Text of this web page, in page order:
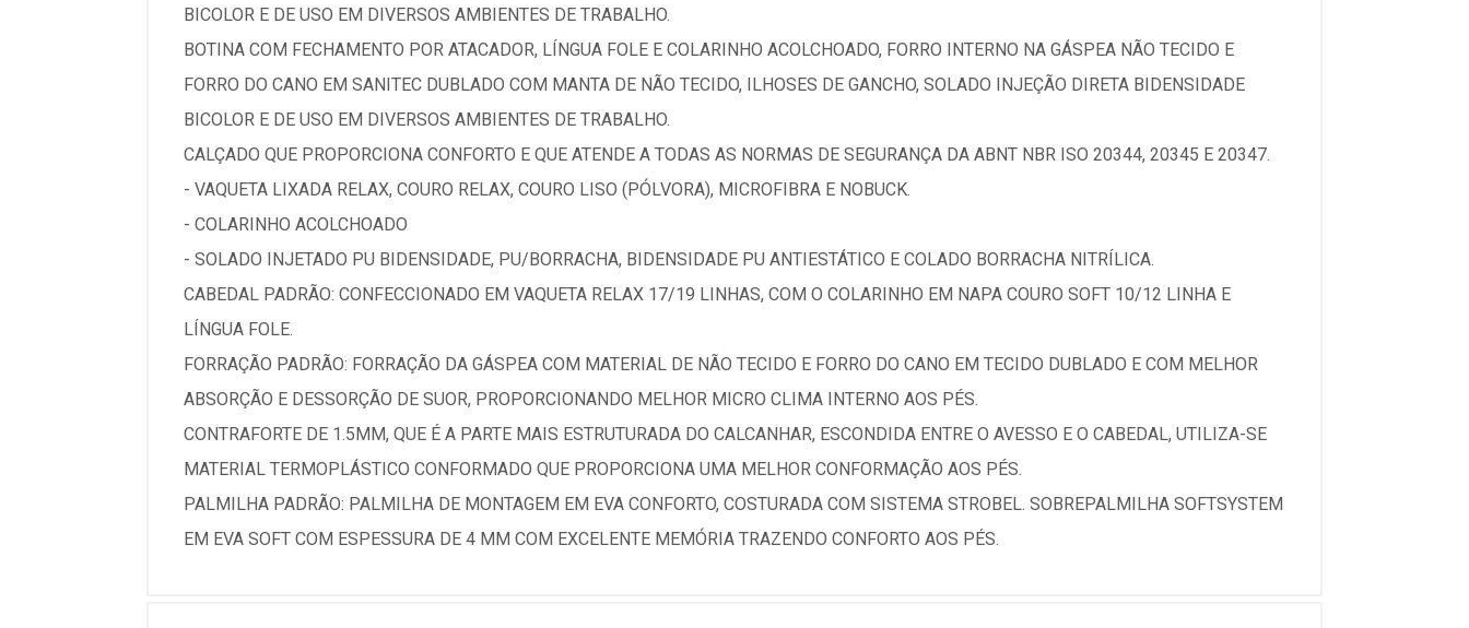
BICOLOR E DE USO EM DIVERSOS AMBIENTES DE TRABALHO.
BOTINA COM FECHAMENTO POR ATACADOR, LÍNGUA FOLE E COLARINHO ACOLCHOADO, FORRO INTERNO NA GÁSPEA NÃO TECIDO E
FORRO DO CANO EM SANITEC DUBLADO COM MANTA DE NÃO TECIDO, ILHOSES DE GANCHO, SOLADO INJEÇÃO DIRETA BIDENSIDADE
BICOLOR E DE USO EM DIVERSOS AMBIENTES DE TRABALHO.
CALÇADO QUE PROPORCIONA CONFORTO E QUE ATENDE A TODAS AS NORMAS DE SEGURANÇA DA ABNT NBR ISO 20344, 20345 E 20347.
- VAQUETA LIXADA RELAX, COURO RELAX, COURO LISO (PÓLVORA), MICROFIBRA E NOBUCK.
- COLARINHO ACOLCHOADO
- SOLADO INJETADO PU BIDENSIDADE, PU/BORRACHA, BIDENSIDADE PU ANTIESTÁTICO E COLADO BORRACHA NITRÍLICA.
CABEDAL PADRÃO: CONFECCIONADO EM VAQUETA RELAX 17/19 LINHAS, COM O COLARINHO EM NAPA COURO SOFT 10/12 LINHA E
LÍNGUA FOLE.
FORRAÇÃO PADRÃO: FORRAÇÃO DA GÁSPEA COM MATERIAL DE NÃO TECIDO E FORRO DO CANO EM TECIDO DUBLADO E COM MELHOR
ABSORÇÃO E DESSORÇÃO DE SUOR, PROPORCIONANDO MELHOR MICRO CLIMA INTERNO AOS PÉS.
CONTRAFORTE DE 1.5MM, QUE É A PARTE MAIS ESTRUTURADA DO CALCANHAR, ESCONDIDA ENTRE O AVESSO E O CABEDAL, UTILIZA-SE
MATERIAL TERMOPLÁSTICO CONFORMADO QUE PROPORCIONA UMA MELHOR CONFORMAÇÃO AOS PÉS.
PALMILHA PADRÃO: PALMILHA DE MONTAGEM EM EVA CONFORTO, COSTURADA COM SISTEMA STROBEL. SOBREPALMILHA SOFTSYSTEM
EM EVA SOFT COM ESPESSURA DE 4 MM COM EXCELENTE MEMÓRIA TRAZENDO CONFORTO AOS PÉS.